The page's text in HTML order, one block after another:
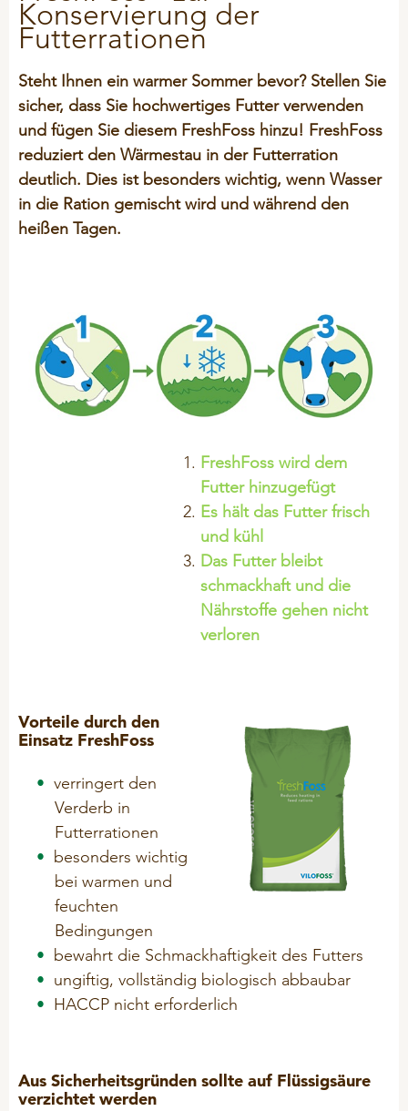
Kälber
Mastrinder
Transitphase
Milchvieh
Langlebigkeit
GEFLÜGEL
Hitzestress
PET-FOOD
PFERDE
ProtiSpar
NutriSpar
PICKStein Geflügel
Stalosan® F
SCHWEINE
Beschäftigungsmaterial
Ferkel
Geburts- und Starthilfe
Hygiene
Klauen - Probleme
Klauenprobleme
Milchaustauscher
Mineralfutter
Mineral-Leckmassen
Problemlöser
GEFLÜGEL
Mineralfutter
STALOSAN® F
VORTRAGSREIHE
PODCAST
Innendienst
Historie
Unsere Partner
Unternehmensleitbild
50 Jahre Vilomix
Allg. Verkaufsbedingungen
Entsorgung Verpackungen
General Terms & Conditions
Transparenz-Bewerber
Transparenz GoToWebinar
Daten für Werbezwecke
CSR
IMPRESSUM
ALLGEMEIN
AUSBILDUNG
OFFENE STELLEN
NACHHALTIGKEIT
Konservierung der
Futterrationen
Steht Ihnen ein warmer Sommer bevor? Stellen Sie
sicher, dass Sie hochwertiges Futter verwenden
und fügen Sie diesem FreshFoss hinzu! FreshFoss
reduziert den Wärmestau in der Futterration
deutlich. Dies ist besonders wichtig, wenn Wasser
in die Ration gemischt wird und während den
heißen Tagen.
FreshFoss wird dem
Futter hinzugefügt
Es hält das Futter frisch
und kühl
Das Futter bleibt
schmackhaft und die
Nährstoffe gehen nicht
verloren
Vorteile durch den
Einsatz FreshFoss
verringert den
Verderb in
Futterrationen
besonders wichtig
bei warmen und
feuchten
Bedingungen
bewahrt die Schmackhaftigkeit des Futters
ungiftig, vollständig biologisch abbaubar
HACCP nicht erforderlich
Aus Sicherheitsgründen sollte auf Flüssigsäure
verzichtet werden